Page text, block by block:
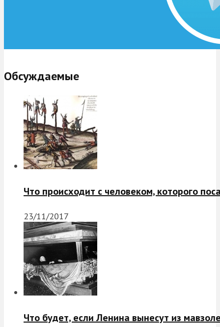
Обсуждаемые
Что происходит с человеком, которого
23/11/2017
Что будет, если Ленина вынесут из